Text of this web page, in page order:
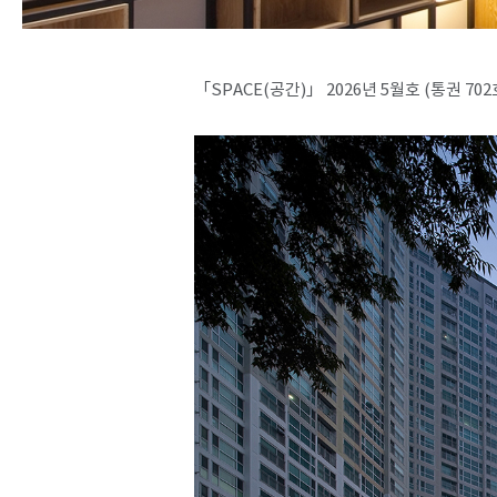
「SPACE(공간)」 2026년 5월호 (통권 702